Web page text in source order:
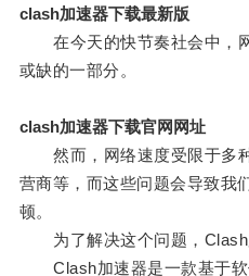
clash加速器下载最新版
在今天的快节奏社会中，
或缺的一部分。
clash加速器下载官网网址
然而，网络速度受限于多
营商等，而这些问题会导致我
顿。
为了解决这个问题，Clash
Clash加速器是一款基于软